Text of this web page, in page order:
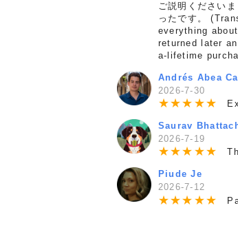
ご説明ください
ったです。
everything
returned later
a-lifetime
Andrés Abea
2026-7-30
★★★ ★★
Saurav
2026-7-19
★★★ ★★
Piude Je
2026-7-12
★★★ ★★